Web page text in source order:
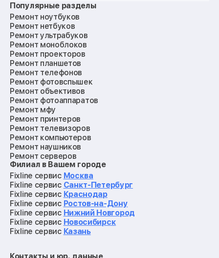
Популярные разделы
Ремонт ноутбуков
Ремонт нетбуков
Ремонт ультрабуков
Ремонт моноблоков
Ремонт проекторов
Ремонт планшетов
Ремонт телефонов
Ремонт фотовспышек
Ремонт объективов
Ремонт фотоаппаратов
Ремонт мфу
Ремонт принтеров
Ремонт телевизоров
Ремонт компьютеров
Ремонт наушников
Ремонт серверов
Ремонт мониторов
Ремонт квадрокоптеров
Ремонт электросамокатов
Ремонт материнских плат
Ремонт видеокарт
Ремонт кофемашин
Ремонт vr систем
Ремонт игровых приставок
Филиал в Вашем городе
Fixline сервис Москва
Fixline сервис Санкт-Петербург
Fixline сервис Краснодар
Fixline сервис Ростов-на-Дону
Fixline сервис Нижний Новгород
Fixline сервис Новосибирск
Fixline сервис Казань